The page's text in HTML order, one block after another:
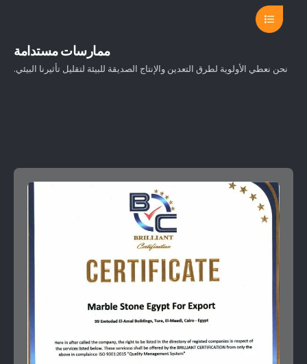
ممارسات مستدامة
نحن نعطي الأولوية لطرق التعدين والإنتاج الصديقة للبيئة لتقليل تأثيرنا البيئي.